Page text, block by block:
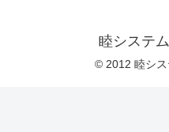
睦システ
© 2012 睦シス